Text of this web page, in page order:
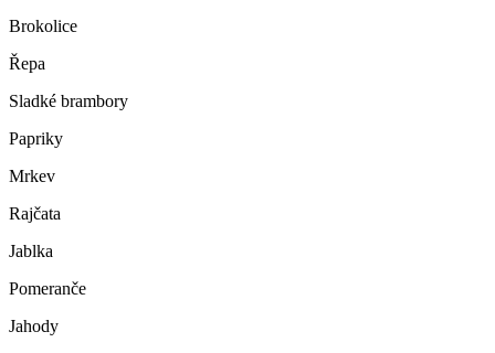
Brokolice
Řepa
Sladké brambory
Papriky
Mrkev
Rajčata
Jablka
Pomeranče
Jahody